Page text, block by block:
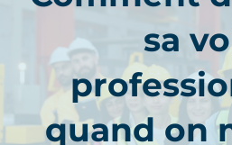
sa
quand on